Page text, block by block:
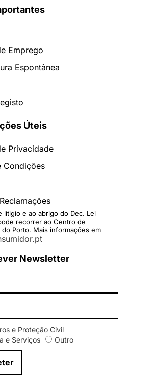
Emprego
Espontânea
Úteis
Privacidade
Condições
litigio e ao abrigo do Dec. Lei
recorrer ao Centro de
do Porto. Mais informações em
Newsletter
e Proteção Civil
e Serviços
Outro